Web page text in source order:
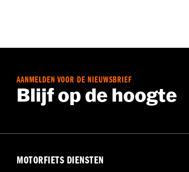
AANMELDEN VOOR DE NIEUWSBRIEF
Blijf op de hoogte
MOTORFIETS DIENSTEN